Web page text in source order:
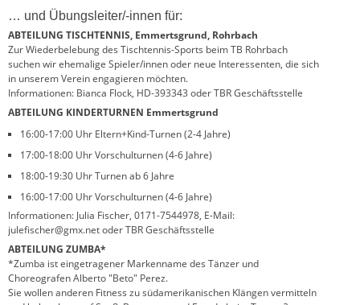
… und Übungsleiter/-innen für:
ABTEILUNG TISCHTENNIS, Emmertsgrund, Rohrbach
Zur Wiederbelebung des Tischtennis-Sports beim TB Rohrbach
suchen wir ehemalige Spieler/innen oder neue Interessenten, die sich
in unserem Verein engagieren möchten.
Informationen: Bianca Flock, HD-393343 oder TBR Geschäftsstelle
ABTEILUNG KINDERTURNEN Emmertsgrund
16:00-17:00 Uhr Eltern+Kind-Turnen (2-4 Jahre)
17:00-18:00 Uhr Vorschulturnen (4-6 Jahre)
18:00-19:30 Uhr Turnen ab 6 Jahre
16:00-17:00 Uhr Vorschulturnen (4-6 Jahre)
Informationen: Julia Fischer, 0171-7544978, E-Mail:
julefischer@gmx.net oder TBR Geschäftsstelle
ABTEILUNG ZUMBA*
*Zumba ist eingetragener Markenname des Tänzer und
Choreografen Alberto "Beto" Perez.
Sie wollen anderen Fitness zu südamerikanischen Klängen vermitteln